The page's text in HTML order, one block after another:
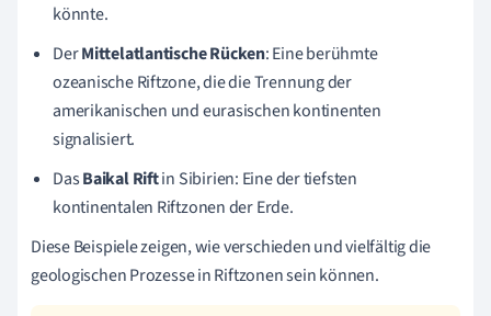
könnte.
DerMittelatlantische Rücken: Eine berühmte
ozeanische Riftzone, die die Trennung der
amerikanischen und eurasischen kontinenten
signalisiert.
DasBaikal Riftin Sibirien: Eine der tiefsten
kontinentalen Riftzonen der Erde.
Diese Beispiele zeigen, wie verschieden und vielfältig die
geologischen Prozesse in Riftzonen sein können.